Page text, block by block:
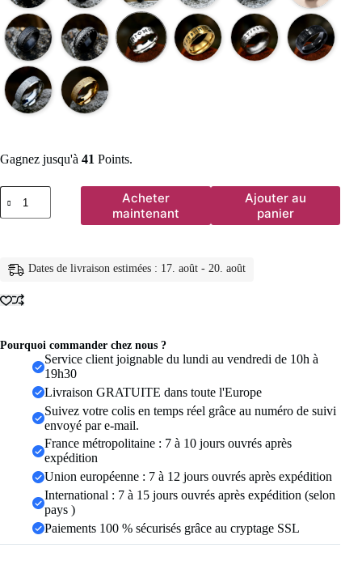
Gagnez jusqu'à 41 Points.
quantité
de
Vintage
amulette
anneaux
Cool
inoxydable
celtique
anneau
cadeaux
valentin
Acheter
maintenant
Ajouter au
panier
Dates de livraison estimées : 17. août - 20. août
Pourquoi commander chez nous ?
Service client joignable du lundi au vendredi de 10h à
19h30
Livraison GRATUITE dans toute l'Europe
Suivez votre colis en temps réel grâce au numéro de suivi
envoyé par e-mail.
France métropolitaine : 7 à 10 jours ouvrés après
expédition
Union européenne : 7 à 12 jours ouvrés après expédition
International : 7 à 15 jours ouvrés après expédition (selon
pays )
Paiements 100 % sécurisés grâce au cryptage SSL